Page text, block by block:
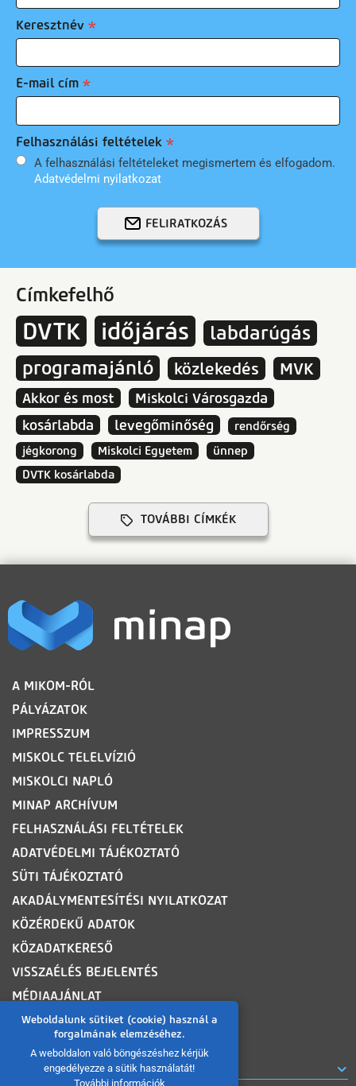
Weboldalunk sütiket (cookie) használ a
forgalmának elemzéséhez.
A weboldalon való böngészéshez kérjük
engedélyezze a sütik használatát!
További információk
Keresztnév
E-mail cím
Felhasználási feltételek
A felhasználási feltételeket megismertem és elfogadom.
Adatvédelmi nyilatkozat
FELIRATKOZÁS
Címkefelhő
DVTK időjárás
labdarúgás
programajánló
közlekedés MVK
Akkor és most
Miskolci Városgazda
kosárlabda
levegőminőség
rendőrség
jégkorong
Miskolci Egyetem
ünnep
DVTK kosárlabda
TOVÁBBI CÍMKÉK
LÁBLÉC
A MIKOM-RÓL
PÁLYÁZATOK
IMPRESSZUM
MISKOLC TELELVÍZIÓ
MISKOLCI NAPLÓ
MINAP ARCHÍVUM
FELHASZNÁLÁSI FELTÉTELEK
ADATVÉDELMI TÁJÉKOZTATÓ
SÜTI TÁJÉKOZTATÓ
AKADÁLYMENTESÍTÉSI NYILATKOZAT
KÖZÉRDEKŰ ADATOK
KÖZADATKERESŐ
VISSZAÉLÉS BEJELENTÉS
MÉDIAAJÁNLAT
OLDALTÉRKÉP
ROVATOK